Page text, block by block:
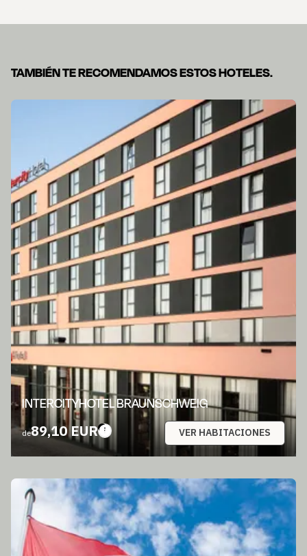
TAMBIÉN TE RECOMENDAMOS ESTOS HOTELES.
INTERCITYHOTEL BRAUNSCHWEIG
de89,10 EUR VER HABITACIONES